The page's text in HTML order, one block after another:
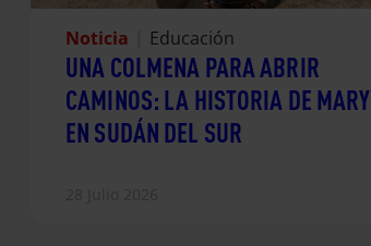
Noticia Educación
UNA COLMENA PARA ABRIR
CAMINOS: LA HISTORIA DE MARY
EN SUDÁN DEL SUR